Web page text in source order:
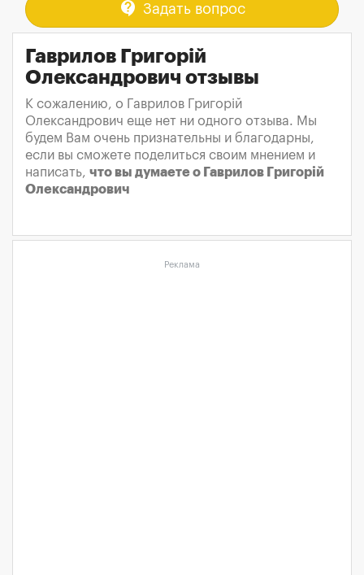
contact_support Задать вопрос
Гаврилов Григорій
Олександрович отзывы
К сожалению, о Гаврилов Григорій
Олександрович еще нет ни одного отзыва. Мы
будем Вам очень признательны и благодарны,
если вы сможете поделиться своим мнением и
написать, что вы думаете о Гаврилов Григорій
Олександрович
Реклама